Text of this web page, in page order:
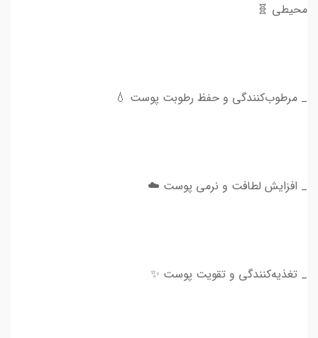
محیطی 🧬
_ مرطوب‌کنندگی و حفظ رطوبت پوست 💧
_ افزایش لطافت و نرمی پوست ☁️
_ تغذیه‌کنندگی و تقویت پوست ✨